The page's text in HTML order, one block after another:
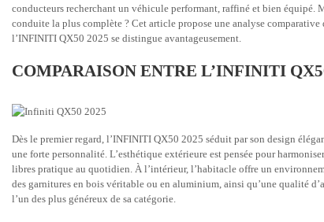
conducteurs recherchant un véhicule performant, raffiné et bien
conduite la plus complète ? Cet article propose une analyse
l’INFINITI QX50 2025 se distingue avantageusement.
COMPARAISON ENTRE L’INFINITI
Dès le premier regard, l’INFINITI QX50 2025 séduit par son design
une forte personnalité. L’esthétique extérieure est pensée pour
libres pratique au quotidien. À l’intérieur, l’habitacle offre un
des garnitures en bois véritable ou en aluminium, ainsi qu’une qualité
l’un des plus généreux de sa catégorie.